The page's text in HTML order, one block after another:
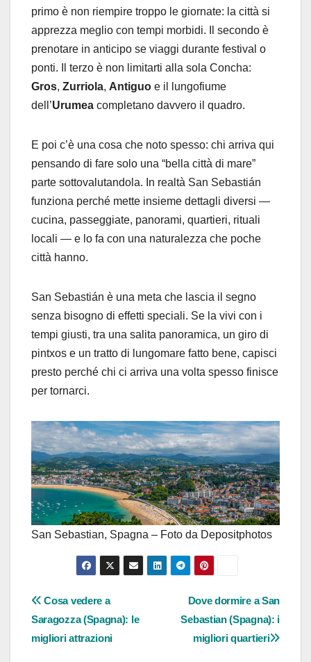
primo è non riempire troppo le giornate: la città si
apprezza meglio con tempi morbidi. Il secondo è
prenotare in anticipo se viaggi durante festival o
ponti. Il terzo è non limitarti alla sola Concha:
Gros, Zurriola, Antiguo e il lungofiume
dell’Urumea completano davvero il quadro.
E poi c’è una cosa che noto spesso: chi arriva qui
pensando di fare solo una “bella città di mare”
parte sottovalutandola. In realtà San Sebastián
funziona perché mette insieme dettagli diversi —
cucina, passeggiate, panorami, quartieri, rituali
locali — e lo fa con una naturalezza che poche
città hanno.
San Sebastián è una meta che lascia il segno
senza bisogno di effetti speciali. Se la vivi con i
tempi giusti, tra una salita panoramica, un giro di
pintxos e un tratto di lungomare fatto bene, capisci
presto perché chi ci arriva una volta spesso finisce
per tornarci.
San Sebastian, Spagna – Foto da Depositphotos
Navigazione
articoli
Dove dormire a San
Sebastian (Spagna): i
migliori quartieri
Cosa vedere a
Saragozza (Spagna): le
migliori attrazioni